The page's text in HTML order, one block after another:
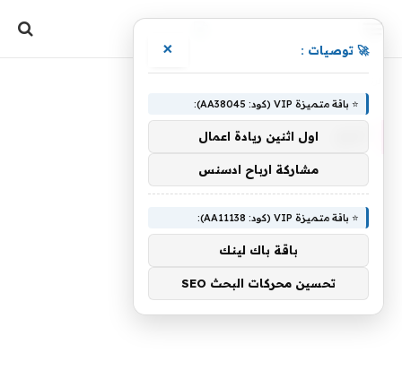
🚀 توصيات : ×
⭐ باقة متميزة VIP (كود: AA38045):
اول اثنين ريادة اعمال
مشاركة ارباح ادسنس
⭐ باقة متميزة VIP (كود: AA11138):
باقة باك لينك
تحسين محركات البحث SEO